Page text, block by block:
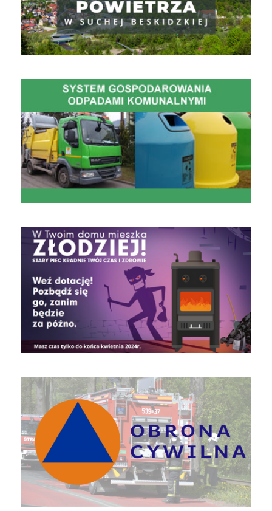
czyste powietrze
Obrona Cywilna